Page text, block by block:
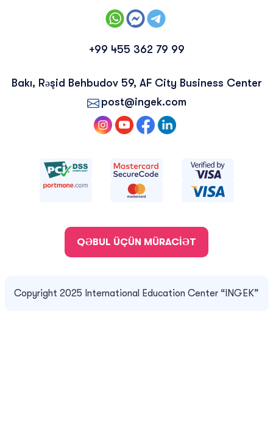
+99 455 362 79 99
Bakı, Rəşid Behbudov 59, AF City Business Center
post@ingek.com
QƏBUL ÜÇÜN MÜRACİƏT
Copyright 2025 International Education Center “INGEK”